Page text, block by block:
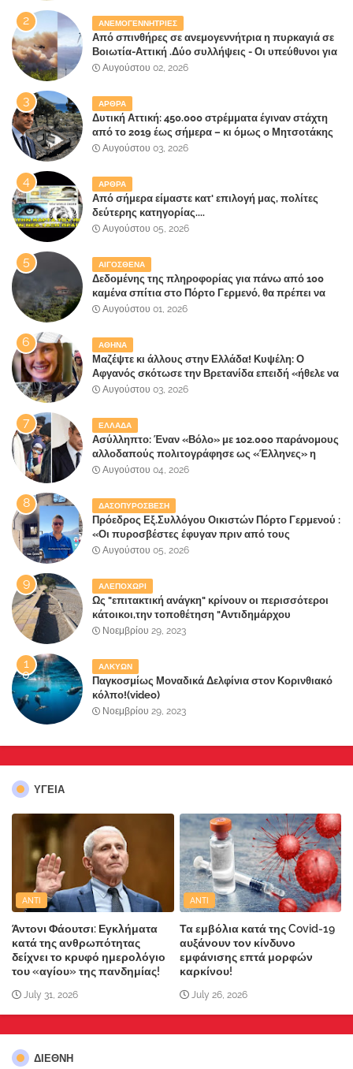
ΑΝΕΜΟΓΕΝΝΗΤΡΙΕΣ
Από σπινθήρες σε ανεμογεννήτρια η πυρκαγιά σε
Βοιωτία-Αττική .Δύο συλλήψεις - Οι υπεύθυνοι για
την λάθος διαχείριση της κατάσβεσης θα
Αυγούστου 02, 2026
ΑΡΘΡΑ
Δυτική Αττική: 450.000 στρέμματα έγιναν στάχτη
από το 2019 έως σήμερα – κι όμως ο Μητσοτάκης
έλαβε 40% και 45% στις εκλογές του 2023,ενώ 50%
Αυγούστου 03, 2026
ΑΡΘΡΑ
Από σήμερα είμαστε κατ' επιλογή μας, πολίτες
δεύτερης κατηγορίας....
Αυγούστου 05, 2026
ΑΙΓΟΣΘΕΝΑ
Δεδομένης της πληροφορίας για πάνω από 100
καμένα σπίτια στο Πόρτο Γερμενό, θα πρέπει να
αναζητηθούν ευθύνες για την ολοσχερή
επίγειου παραδείσου της Αττικής
Αυγούστου 01, 2026
ΑΘΗΝΑ
Μαζέψτε κι άλλους στην Ελλάδα! Κυψέλη: Ο
Αφγανός σκότωσε την Βρετανίδα επειδή «ήθελε να
κάνει τη σύντροφό του χριστιανή»
Αυγούστου 03, 2026
ΕΛΛΑΔΑ
Ασύλληπτο: Έναν «Βόλο» με 102.000 παράνομους
αλλοδαπούς πολιτογράφησε ως «Έλληνες» η
κυβέρνηση!
Αυγούστου 04, 2026
ΔΑΣΟΠΥΡΟΣΒΕΣΗ
Πρόεδρος Εξ.Συλλόγου Οικιστών Πόρτο Γερμενού :
«Οι πυροσβέστες έφυγαν πριν από τους
κατοίκους»
Αυγούστου 05, 2026
ΑΛΕΠΟΧΩΡΙ
Ως "επιτακτική ανάγκη" κρίνουν οι περισσότεροι
κάτοικοι,την τοποθέτηση "Αντιδημάρχου
Παραλιακής Ζώνης" στο Δήμο Μάνδρας-Ειδυλλίας!
Νοεμβρίου 29, 2023
ΑΛΚΥΩΝ
Παγκοσμίως Μοναδικά Δελφίνια στον Κορινθιακό
κόλπο!(video)
Νοεμβρίου 29, 2023
ΥΓΕΙΑ
ANTI
Άντονι Φάουτσι: Εγκλήματα
κατά της ανθρωπότητας
δείχνει το κρυφό ημερολόγιο
του «αγίου» της πανδημίας!
July 31, 2026
ANTI
Τα εμβόλια κατά της Covid-19
αυξάνουν τον κίνδυνο
εμφάνισης επτά μορφών
καρκίνου!
July 26, 2026
ΔΙΕΘΝΗ